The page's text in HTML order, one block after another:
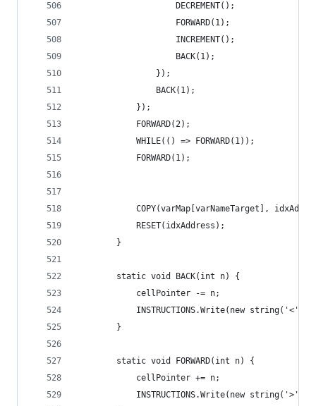
                    DECREMENT();
                    FORWARD(1);
                    INCREMENT();
                    BACK(1);
                });
                BACK(1);
            });
            FORWARD(2);
            WHILE(() => FORWARD(1));
            FORWARD(1);
COPY(varMap[varNameTarget],
            RESET(idxAddress);
        }
        static void BACK(int n) {
            cellPointer -= n;
INSTRUCTIONS.Write(new
        }
        static void FORWARD(int n) {
            cellPointer += n;
INSTRUCTIONS.Write(new string('>',